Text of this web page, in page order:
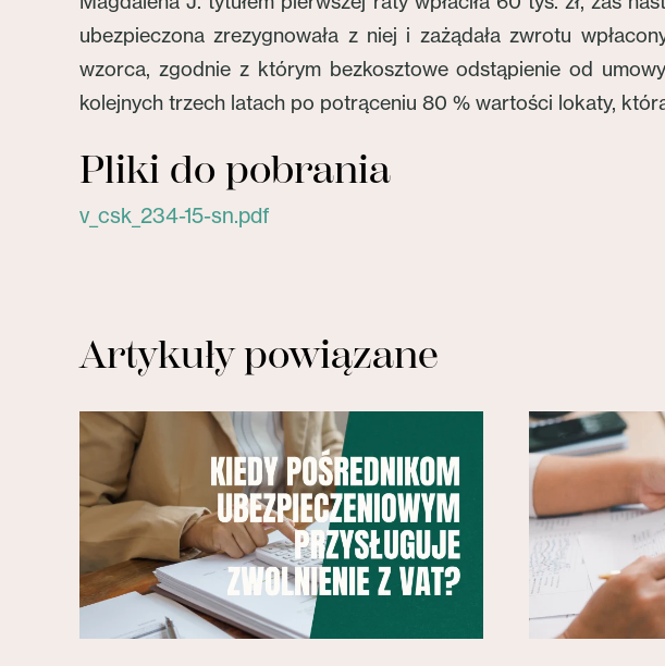
ubezpieczona zrezygnowała z niej i zażądała zwrotu
wzorca, zgodnie z którym bezkosztowe odstąpienie od
kolejnych trzech latach po potrąceniu 80 % wartości lokaty,
Pliki do pobrania
v_csk_234-15-sn.pdf
Artykuły powiązane